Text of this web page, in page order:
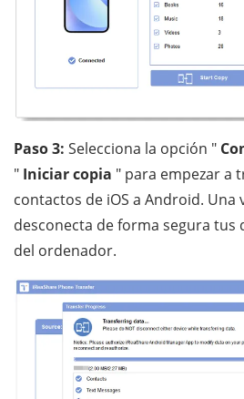
Paso 3: Selecciona la opción "
" Iniciar copia " para empezar a
contactos de iOS a Android. Una
desconecta de forma segura tus
del ordenador.